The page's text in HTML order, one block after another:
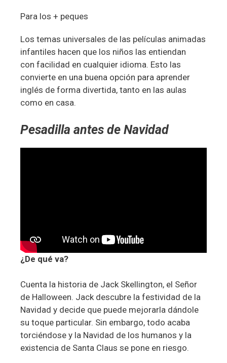
Para los + peques
Los temas universales de las películas animadas
infantiles hacen que los niños las entiendan
con facilidad en cualquier idioma. Esto las
convierte en una buena opción para aprender
inglés de forma divertida, tanto en las aulas
como en casa.
Pesadilla antes de Navidad
¿De qué va?
Cuenta la historia de Jack Skellington, el Señor
de Halloween. Jack descubre la festividad de la
Navidad y decide que puede mejorarla dándole
su toque particular. Sin embargo, todo acaba
torciéndose y la Navidad de los humanos y la
existencia de Santa Claus se pone en riesgo.